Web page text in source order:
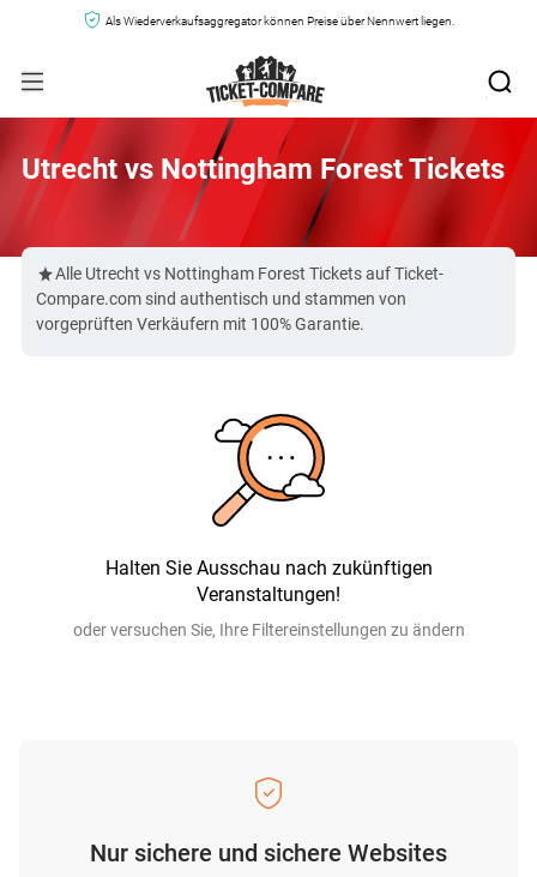
Als Wiederverkaufsaggregator können Preise über Nennwert liegen.
Utrecht vs Nottingham Forest Tickets
Alle Utrecht vs Nottingham Forest Tickets auf Ticket-
Compare.com sind authentisch und stammen von
vorgeprüften Verkäufern mit 100% Garantie.
Halten Sie Ausschau nach zukünftigen
Veranstaltungen!
oder versuchen Sie, Ihre Filtereinstellungen zu ändern
Nur sichere und sichere Websites